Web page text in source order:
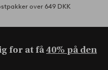
over 649 DKK
for at få40% på den